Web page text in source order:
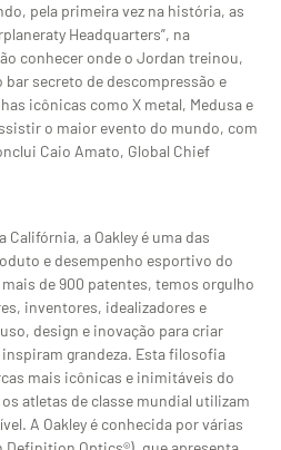
pela primeira vez na história, as
Headquarters”, na
conhecer onde o Jordan treinou,
secreto de descompressão e
icônicas como X metal, Medusa e
o maior evento do mundo, com
Caio Amato, Global Chief
Califórnia, a Oakley é uma das
e desempenho esportivo do
de 900 patentes, temos orgulho
inventores, idealizadores e
design e inovação para criar
grandeza. Esta filosofia
mais icônicas e inimitáveis do
atletas de classe mundial utilizam
A Oakley é conhecida por várias